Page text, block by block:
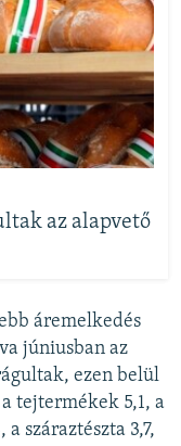
az alapvető
áremelkedés
júniusban az
ezen belül
a tejtermékek 5,1, a
száraztészta 3,7,